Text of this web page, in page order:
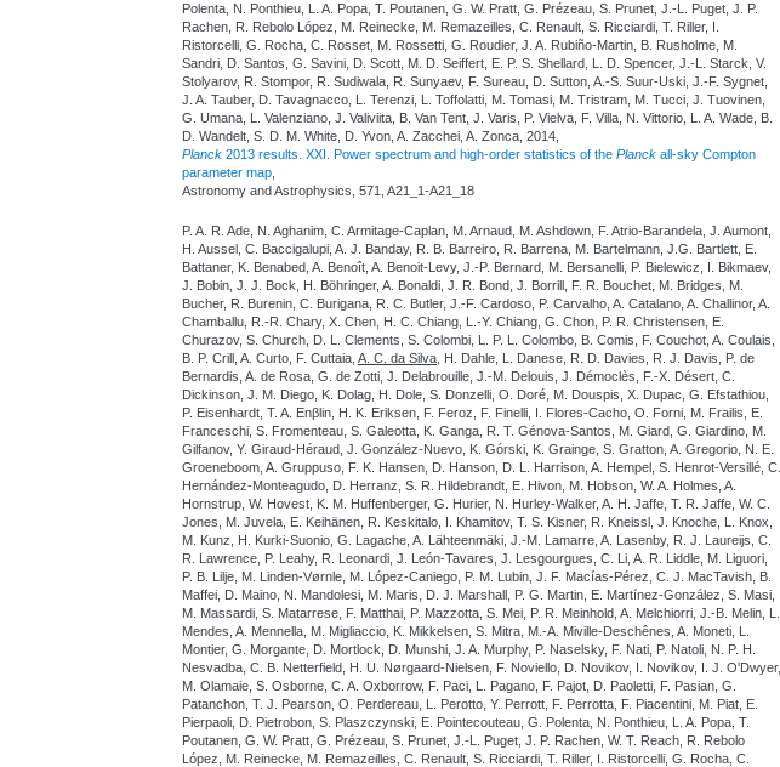
Polenta, N. Ponthieu, L. A. Popa, T. Poutanen, G. W. Pratt, G. Prézeau, S. Prunet, J.-L. Puget, J. P.
Rachen, R. Rebolo López, M. Reinecke, M. Remazeilles, C. Renault, S. Ricciardi, T. Riller, I.
Ristorcelli, G. Rocha, C. Rosset, M. Rossetti, G. Roudier, J. A. Rubiño-Martin, B. Rusholme, M.
Sandri, D. Santos, G. Savini, D. Scott, M. D. Seiffert, E. P. S. Shellard, L. D. Spencer, J.-L. Starck, V.
Stolyarov, R. Stompor, R. Sudiwala, R. Sunyaev, F. Sureau, D. Sutton, A.-S. Suur-Uski, J.-F. Sygnet,
J. A. Tauber, D. Tavagnacco, L. Terenzi, L. Toffolatti, M. Tomasi, M. Tristram, M. Tucci, J. Tuovinen,
G. Umana, L. Valenziano, J. Valiviita, B. Van Tent, J. Varis, P. Vielva, F. Villa, N. Vittorio, L. A. Wade, B.
D. Wandelt, S. D. M. White, D. Yvon, A. Zacchei, A. Zonca, 2014,
Planck 2013 results. XXI. Power spectrum and high-order statistics of the Planck all-sky Compton
parameter map
Astronomy and Astrophysics, 571, A21_1-A21_18
P. A. R. Ade, N. Aghanim, C. Armitage-Caplan, M. Arnaud, M. Ashdown, F. Atrio-Barandela, J. Aumont,
H. Aussel, C. Baccigalupi, A. J. Banday, R. B. Barreiro, R. Barrena, M. Bartelmann, J.G. Bartlett, E.
Battaner, K. Benabed, A. Benoît, A. Benoit-Levy, J.-P. Bernard, M. Bersanelli, P. Bielewicz, I. Bikmaev,
J. Bobin, J. J. Bock, H. Böhringer, A. Bonaldi, J. R. Bond, J. Borrill, F. R. Bouchet, M. Bridges, M.
Bucher, R. Burenin, C. Burigana, R. C. Butler, J.-F. Cardoso, P. Carvalho, A. Catalano, A. Challinor, A.
Chamballu, R.-R. Chary, X. Chen, H. C. Chiang, L.-Y. Chiang, G. Chon, P. R. Christensen, E.
Churazov, S. Church, D. L. Clements, S. Colombi, L. P. L. Colombo, B. Comis, F. Couchot, A. Coulais,
B. P. Crill, A. Curto, F. Cuttaia, A. C. da Silva , H. Dahle, L. Danese, R. D. Davies, R. J. Davis, P. de
Bernardis, A. de Rosa, G. de Zotti, J. Delabrouille, J.-M. Delouis, J. Démoclès, F.-X. Désert, C.
Dickinson, J. M. Diego, K. Dolag, H. Dole, S. Donzelli, O. Doré, M. Douspis, X. Dupac, G. Efstathiou,
P. Eisenhardt, T. A. Enβlin, H. K. Eriksen, F. Feroz, F. Finelli, I. Flores-Cacho, O. Forni, M. Frailis, E.
Franceschi, S. Fromenteau, S. Galeotta, K. Ganga, R. T. Génova-Santos, M. Giard, G. Giardino, M.
Gilfanov, Y. Giraud-Héraud, J. González-Nuevo, K. Górski, K. Grainge, S. Gratton, A. Gregorio, N. E.
Groeneboom, A. Gruppuso, F. K. Hansen, D. Hanson, D. L. Harrison, A. Hempel, S. Henrot-Versillé, C.
Hernández-Monteagudo, D. Herranz, S. R. Hildebrandt, E. Hivon, M. Hobson, W. A. Holmes, A.
Hornstrup, W. Hovest, K. M. Huffenberger, G. Hurier, N. Hurley-Walker, A. H. Jaffe, T. R. Jaffe, W. C.
Jones, M. Juvela, E. Keihänen, R. Keskitalo, I. Khamitov, T. S. Kisner, R. Kneissl, J. Knoche, L. Knox,
M. Kunz, H. Kurki-Suonio, G. Lagache, A. Lähteenmäki, J.-M. Lamarre, A. Lasenby, R. J. Laureijs, C.
R. Lawrence, P. Leahy, R. Leonardi, J. León-Tavares, J. Lesgourgues, C. Li, A. R. Liddle, M. Liguori,
P. B. Lilje, M. Linden-Vørnle, M. López-Caniego, P. M. Lubin, J. F. Macías-Pérez, C. J. MacTavish, B.
Maffei, D. Maino, N. Mandolesi, M. Maris, D. J. Marshall, P. G. Martin, E. Martínez-González, S. Masi,
M. Massardi, S. Matarrese, F. Matthai, P. Mazzotta, S. Mei, P. R. Meinhold, A. Melchiorri, J.-B. Melin, L.
Mendes, A. Mennella, M. Migliaccio, K. Mikkelsen, S. Mitra, M.-A. Miville-Deschênes, A. Moneti, L.
Montier, G. Morgante, D. Mortlock, D. Munshi, J. A. Murphy, P. Naselsky, F. Nati, P. Natoli, N. P. H.
Nesvadba, C. B. Netterfield, H. U. Nørgaard-Nielsen, F. Noviello, D. Novikov, I. Novikov, I. J. O'Dwyer,
M. Olamaie, S. Osborne, C. A. Oxborrow, F. Paci, L. Pagano, F. Pajot, D. Paoletti, F. Pasian, G.
Patanchon, T. J. Pearson, O. Perdereau, L. Perotto, Y. Perrott, F. Perrotta, F. Piacentini, M. Piat, E.
Pierpaoli, D. Pietrobon, S. Plaszczynski, E. Pointecouteau, G. Polenta, N. Ponthieu, L. A. Popa, T.
Poutanen, G. W. Pratt, G. Prézeau, S. Prunet, J.-L. Puget, J. P. Rachen, W. T. Reach, R. Rebolo
López, M. Reinecke, M. Remazeilles, C. Renault, S. Ricciardi, T. Riller, I. Ristorcelli, G. Rocha, C.